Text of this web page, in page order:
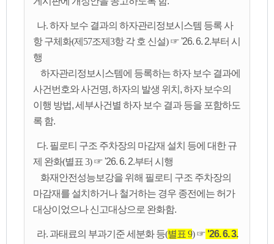
나. 하자 보수 결과의 하자관리정보시스템 등록 사
항 구체화(제57조제3항 각 호 신설)☞ '26. 6. 2.부터 시
행
하자관리정보시스템에 등록하는 하자 보수 결과에
사건번호와 사건명, 하자의 발생 위치, 하자 보수의
이행 방법, 세부사건별 하자 보수 결과 등을 포함하도
록 함.
다. 필로티 구조 주차장의 마감재 설치 등에 대한 규
제 완화(별표 3)☞ '26. 6. 2.부터 시행
화재안전성능보강을 위해 필로티 구조 주차장의
마감재를 설치하거나 철거하는 경우 종전에는 허가
대상이었으나 신고대상으로 완화함.
라. 과태료의 부과기준 세분화 등(별표 9)☞ '26. 6. 3.